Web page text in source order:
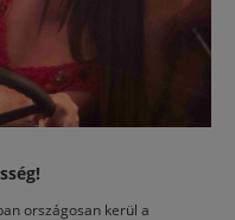
országosan kerül a